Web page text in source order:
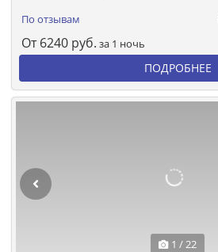
По отзывам
От 6240 руб. за 1 ночь
ПОДРОБНЕЕ
1 / 22